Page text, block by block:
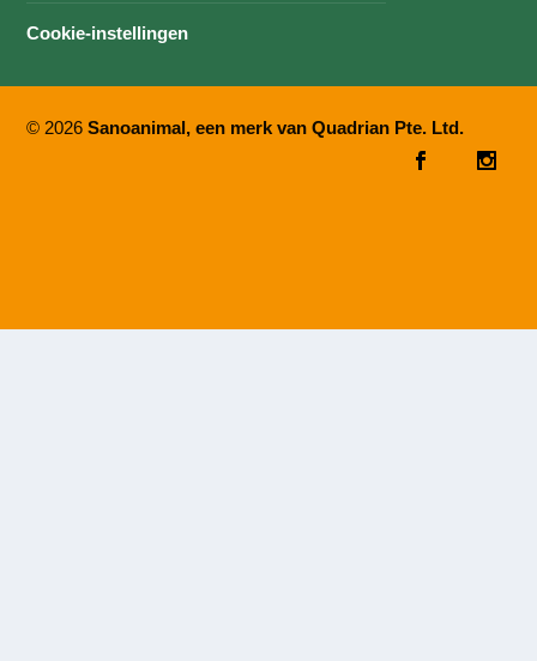
Cookie-instellingen
© 2026Sanoanimal, een merk van Quadrian Pte. Ltd.